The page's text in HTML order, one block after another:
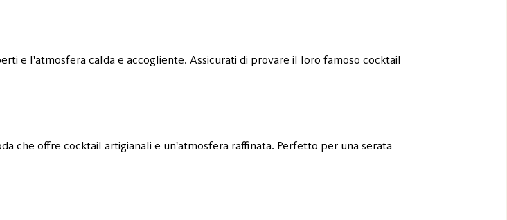
e l'atmosfera calda e accogliente. Assicurati di provare il loro famoso cocktail
che offre cocktail artigianali e un'atmosfera raffinata. Perfetto per una serata